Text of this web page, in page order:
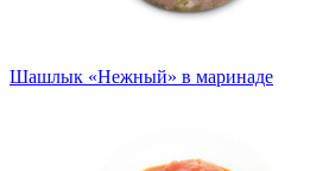
Шашлык «Нежный» в маринаде